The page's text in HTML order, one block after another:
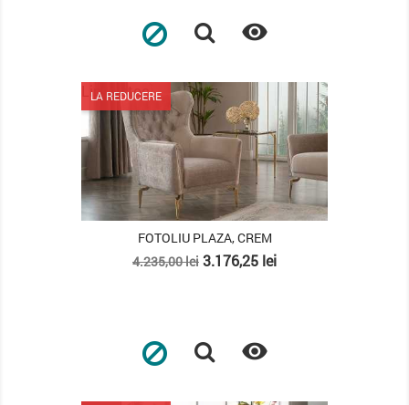

LA REDUCERE
Lipsa stoc
FOTOLIU PLAZA, CREM
Pret
4.235,00 lei Pret
3.176,25 lei
